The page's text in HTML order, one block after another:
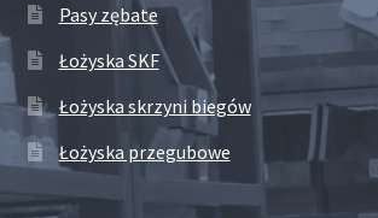
Pasy zębate
Łożyska SKF
Łożyska skrzyni biegów
Łożyska przegubowe